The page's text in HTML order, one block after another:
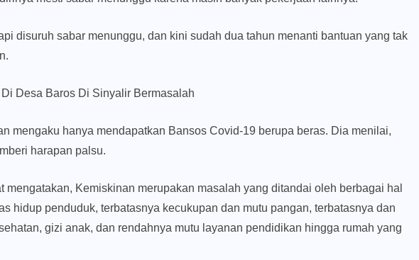
disuruh sabar menunggu, dan kini sudah dua tahun menanti bantuan yang tak
Desa Baros Di Sinyalir Bermasalah
mengaku hanya mendapatkan Bansos Covid-19 berupa beras. Dia menilai,
harapan palsu.
mengatakan, Kemiskinan merupakan masalah yang ditandai oleh berbagai hal
hidup penduduk, terbatasnya kecukupan dan mutu pangan, terbatasnya dan
gizi anak, dan rendahnya mutu layanan pendidikan hingga rumah yang